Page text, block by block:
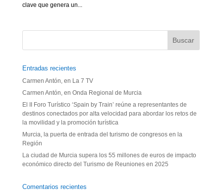
clave que genera un...
Entradas recientes
Carmen Antón, en La 7 TV
Carmen Antón, en Onda Regional de Murcia
El II Foro Turístico ‘Spain by Train’ reúne a representantes de
destinos conectados por alta velocidad para abordar los retos de
la movilidad y la promoción turística
Murcia, la puerta de entrada del turismo de congresos en la
Región
La ciudad de Murcia supera los 55 millones de euros de impacto
económico directo del Turismo de Reuniones en 2025
Comentarios recientes